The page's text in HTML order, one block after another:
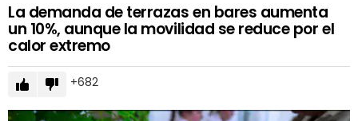
La demanda de terrazas en bares aumenta
un 10%, aunque la movilidad se reduce por el
calor extremo
682